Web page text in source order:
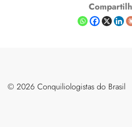
©️ 2026 Conquiliologistas do Brasil